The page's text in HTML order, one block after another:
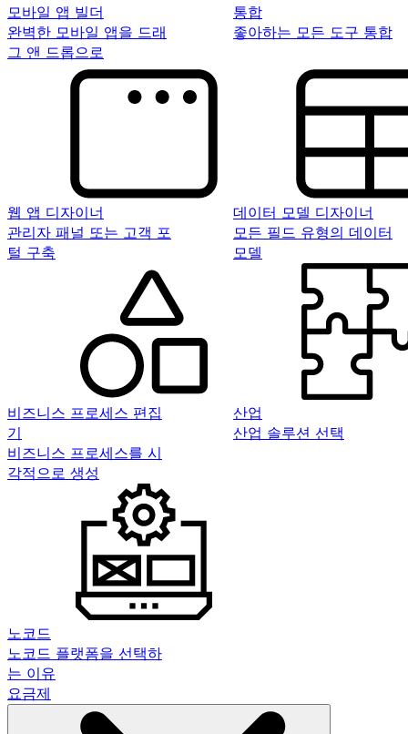
모바일 앱 빌더
완벽한 모바일 앱을 드래
그 앤 드롭으로
통합
좋아하는 모든 도구 통합
웹 앱 디자이너
관리자 패널 또는 고객 포
털 구축
데이터 모델 디자이너
모든 필드 유형의 데이터
모델
비즈니스 프로세스 편집
기
비즈니스 프로세스를 시
각적으로 생성
산업
산업 솔루션 선택
노코드
노코드 플랫폼을 선택하
는 이유
요금제